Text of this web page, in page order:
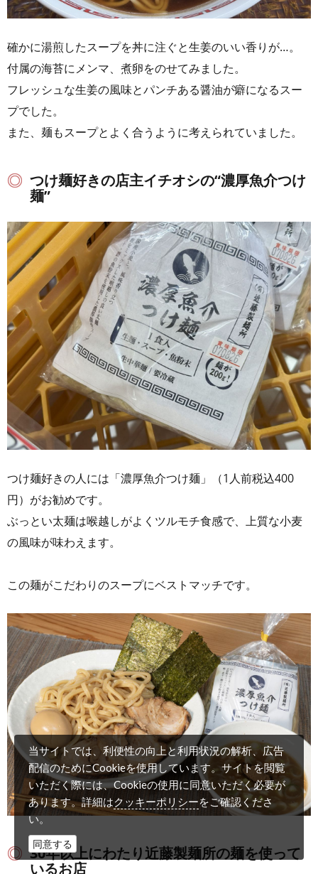
確かに湯煎したスープを丼に注ぐと生姜のいい香りが…。
付属の海苔にメンマ、煮卵をのせてみました。
フレッシュな生姜の風味とパンチある醤油が癖になるスー
プでした。
また、麺もスープとよく合うように考えられていました。
つけ麺好きの店主イチオシの“濃厚魚介つけ
麺”
つけ麺好きの人には「濃厚魚介つけ麺」（1人前税込400
円）がお勧めです。
ぶっとい太麺は喉越しがよくツルモチ食感で、上質な小麦
の風味が味わえます。
この麺がこだわりのスープにベストマッチです。
30年以上にわたり近藤製麺所の麺を使って
いるお店
当サイトでは、利便性の向上と利用状況の解析、広告
配信のためにCookieを使用しています。サイトを閲覧
いただく際には、Cookieの使用に同意いただく必要が
あります。詳細はクッキーポリシーをご確認くださ
い。
同意する